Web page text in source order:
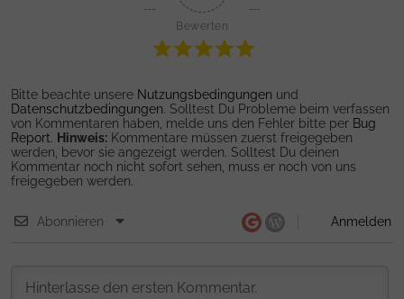
Bewerten
Bitte beachte unsere Nutzungsbedingungen und
Datenschutzbedingungen . Solltest Du Probleme beim verfassen
von Kommentaren haben, melde uns den Fehler bitte per Bug
Report
Hinweis: Kommentare müssen zuerst freigegeben
werden, bevor sie angezeigt werden. Solltest Du deinen
Kommentar noch nicht sofort sehen, muss er noch von uns
freigegeben werden.
Abonnieren Anmelden